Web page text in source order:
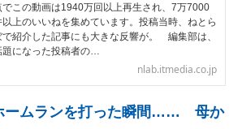
でこの動画は1940万回以上再生され、7万7000
以上のいいねを集めています。投稿当時、ねとら
で紹介した記事にも大きな反響が。 編集部は、
題になった投稿者の…
nlab.itmedia.co.jp
ームランを打った瞬間…… 母か